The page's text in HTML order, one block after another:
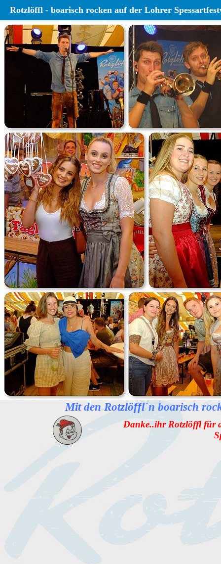
Rotzlöffl - boarisch rocken auf der Lohrer
Mit den Rotzlöffl´n boarisch
Danke..ihr Rotzlöffl für